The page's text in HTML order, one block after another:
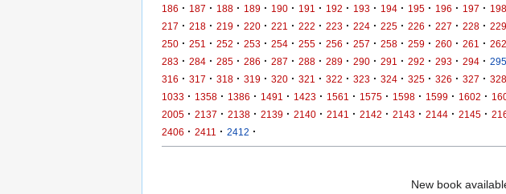
186 · 187 · 188 · 189 · 190 · 191 · 192 · 193 · 194 · 195 · 196 · 197 · 198
217 · 218 · 219 · 220 · 221 · 222 · 223 · 224 · 225 · 226 · 227 · 228 · 229
250 · 251 · 252 · 253 · 254 · 255 · 256 · 257 · 258 · 259 · 260 · 261 · 262
283 · 284 · 285 · 286 · 287 · 288 · 289 · 290 · 291 · 292 · 293 · 294 · 295
316 · 317 · 318 · 319 · 320 · 321 · 322 · 323 · 324 · 325 · 326 · 327 · 328
1033 · 1358 · 1386 · 1491 · 1423 · 1561 · 1575 · 1598 · 1599 · 1602 ·
2005 · 2137 · 2138 · 2139 · 2140 · 2141 · 2142 · 2143 · 2144 · 2145 ·
2406 · 2411 · 2412 ·
New book